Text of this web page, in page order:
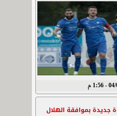
م
جديدة بموافقة الهلال